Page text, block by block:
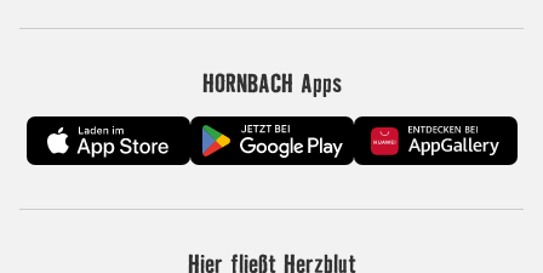
HORNBACH Apps
Hier fließt Herzblut